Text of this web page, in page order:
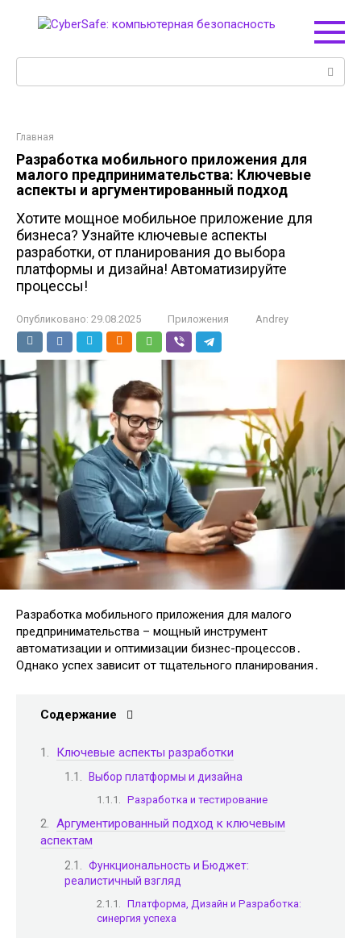
Главная
Разработка мобильного приложения для
малого предпринимательства: Ключевые
аспекты и аргументированный подход
Хотите мощное мобильное приложение для
бизнеса? Узнайте ключевые аспекты
разработки, от планирования до выбора
платформы и дизайна! Автоматизируйте
процессы!
Опубликовано: 29.08.2025 Приложения Andrey
Разработка мобильного приложения для малого
предпринимательства – мощный инструмент
автоматизации и оптимизации бизнес-процессов․
Однако успех зависит от тщательного планирования․
Содержание
Ключевые аспекты разработки
Выбор платформы и дизайна
Разработка и тестирование
Аргументированный подход к ключевым
аспектам
Функциональность и Бюджет:
реалистичный взгляд
Платформа, Дизайн и Разработка:
синергия успеха